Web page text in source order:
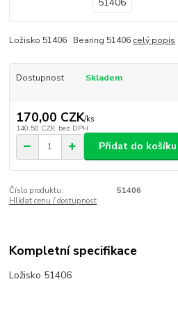
Ložisko 51406 Bearing 51406 celý popis
Dostupnost Skladem
170,00 CZK/ks
140,50 CZK bez DPH
Přidat do košíku
Číslo produktu:
51406
Hlídat cenu / dostupnost
Kompletní specifikace
Ložisko 51406